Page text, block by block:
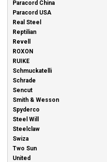
Paracord China
Paracord USA
Real Steel
Reptilian
Revell
ROXON
RUIKE
Schmuckatelli
Schrade
Sencut
Smith & Wesson
Spyderco
Steel Will
Steelclaw
Swiza
Two Sun
United